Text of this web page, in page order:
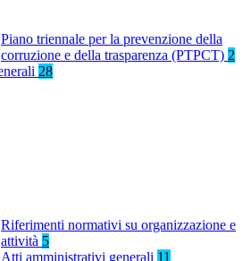
Piano triennale per la prevenzione della
corruzione e della trasparenza (PTPCT) 2
28
Riferimenti normativi su organizzazione e
attività 5
Atti amministrativi generali 11